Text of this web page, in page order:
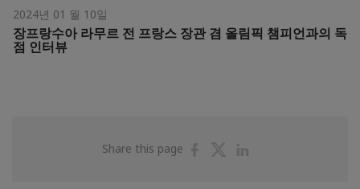
2024년 01 월 10일
장프랑수아 라무르 전 프랑스 장관 겸 올림픽 챔피언과의 독
점 인터뷰
Share this page
ShareShare